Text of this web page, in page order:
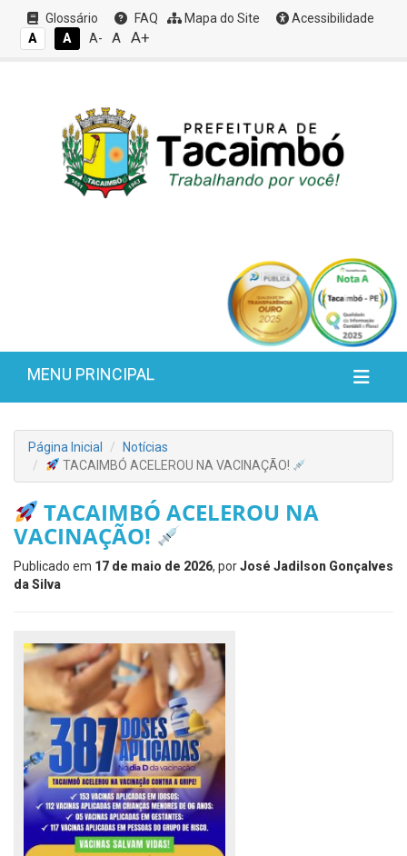
Glossário FAQ Mapa do Site
Acessibilidade
A
A A- A A+
MENU PRINCIPAL
Página Inicial
Notícias
TACAIMBÓ ACELEROU NA VACINAÇÃO!
TACAIMBÓ ACELEROU NA
VACINAÇÃO!
Publicado em 17 de maio de 2026, porJosé Jadilson Gonçalves
da Silva